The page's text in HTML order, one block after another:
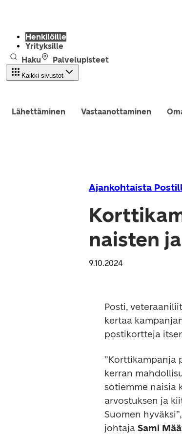
Henkilöille
Yrityksille
Haku
Palvelupisteet
Kaikki sivustot
Lähettäminen Vastaanottaminen
Ajankohtaista
naisten
9.10.2024
Posti,
kertaa
postikortteja
”Korttikampanja
kerran
sotiemme naisia
arvostuksen ja
Suomen
johtaja Sami